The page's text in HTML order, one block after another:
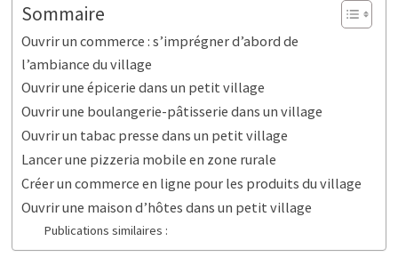
Sommaire
Ouvrir un commerce : s’imprégner d’abord de
l’ambiance du village
Ouvrir une épicerie dans un petit village
Ouvrir une boulangerie-pâtisserie dans un village
Ouvrir un tabac presse dans un petit village
Lancer une pizzeria mobile en zone rurale
Créer un commerce en ligne pour les produits du village
Ouvrir une maison d’hôtes dans un petit village
Publications similaires :